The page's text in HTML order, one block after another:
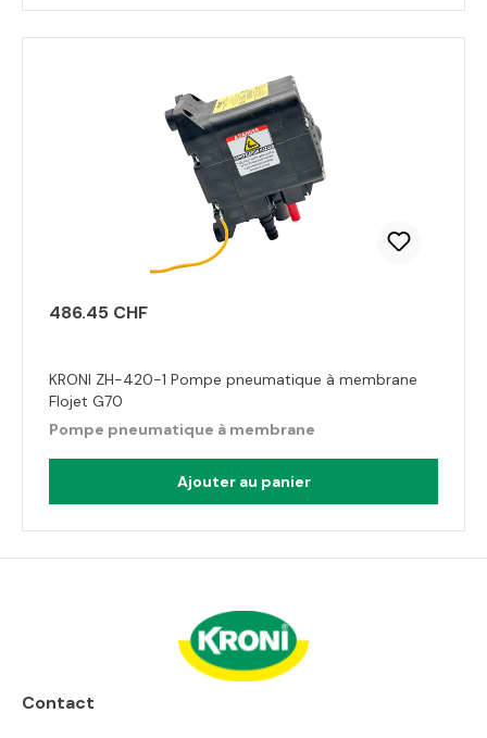
486.45 CHF
KRONI ZH-420-1 Pompe pneumatique à membrane
Flojet G70
Pompe pneumatique à membrane
Ajouter au panier
Contact